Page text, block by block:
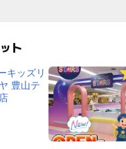
園・フラワーパー
ト